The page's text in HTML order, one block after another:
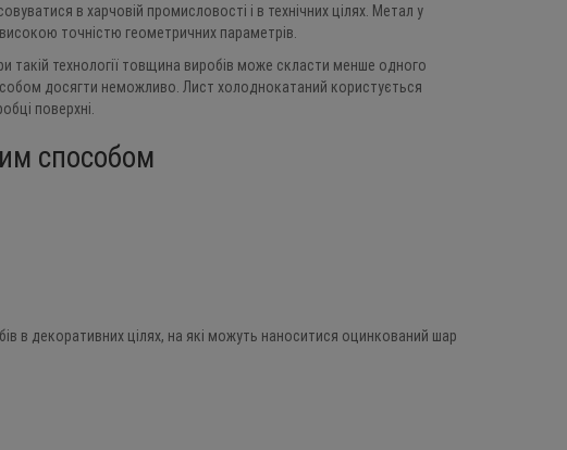
в харчовій промисловості і в технічних цілях. Метал у
точністю геометричних параметрів.
технології товщина виробів може скласти менше одного
досягти неможливо. Лист холоднокатаний користується
поверхні.
способом
в декоративних цілях, на які можуть наноситися оцинкований шар